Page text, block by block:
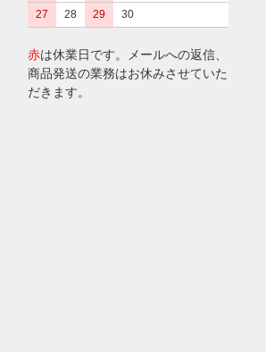
27
28 29 30
赤は休業日です。メールへの返信、
商品発送の業務はお休みさせていた
だきます。